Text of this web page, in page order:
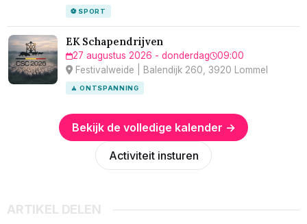
⚽ SPORT
EK Schapendrijven
27 augustus 2026 - donderdag
09:00
Festivalweide | Balendijk 260, 3920 Lommel
🧘 ONTSPANNING
Bekijk de volledige kalender →
Activiteit insturen
ARTIKEL DELEN